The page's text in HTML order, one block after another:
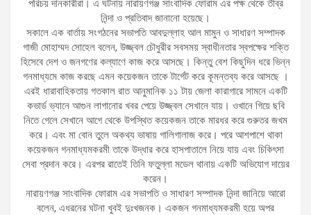
পরিচয় দানকারীরা। এ ঘটনায় নারায়ণগঞ্জ সাংবাদিক ফোরাম এর পক্ষ থেকে তীব্র
নিন্দা ও প্রতিবাদ জানানো হয়েছে।
সকালে এক বার্তায় সংগঠনের সভাপতি আবদুল্লাহ আল মামুন ও সাধারণ সম্পাদক
গাজী মোহাম্মদ সোহেল বলেন, উজ্জ্বল চৌধুরীর সবসময় স্বাধীনতার স্বপক্ষের শক্তি
হিসেবে দেশ ও জনগণের কল্যাণে কাজ করে আসছে। কিন্তু বেশ কিছুদিন ধরে ভিন্ন
গনমাধ্যমে কাজ করছে এমন কয়েকজন তাকে টার্গেট করে কূমন্তব্য করে আসছে ।
এরই ধারাবাহিকতায় গতকাল রাত আনুমানিক ১১ টায় জেলা কারাগারে সামনে একটি
কভার্ড ভ্যানে আগুন লাগানোর খবর পেয়ে উজ্জ্বল সেখানে যায়। ওখানে গিয়ে ছবি
নিতে গেলে সেখানে আগে থেকে উপস্থিত কয়েকজন তাকে মারধর করে গুরুতর জখম
করে। এবং মা বোন তুলে অকথ্য ভাষায় গালিগালাজ করে। পরে আশপাশে থাকা
কয়েকজন গনমাধ্যমকরমী তাকে উদ্ধার করে হাসপাতালে নিয়ে যায় এবং চিকিৎসা
সেবা প্রদান করে। এরপর রাতেই তিনি ফতুল্লা মডেল থানায় একটি অভিযোগ দায়ের
করেন।
নারায়ণগঞ্জ সাংবাদিক ফোরাম এর সভাপতি ও সাধারণ সম্পাদক নিন্দা জানিয়ে আরো
বলেন, এধরনের ঘটনা খুবই দুঃখজনক। একজন গনমাধ্যমকরমী হয়ে অপর